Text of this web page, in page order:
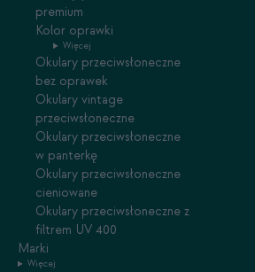
premium
Kolor oprawki
Więcej
Okulary przeciwsłoneczne
bez oprawek
Okulary vintage
przeciwsłoneczne
Okulary przeciwsłoneczne
w panterkę
Okulary przeciwsłoneczne
cieniowane
Okulary przeciwsłoneczne z
filtrem UV 400
Marki
Więcej